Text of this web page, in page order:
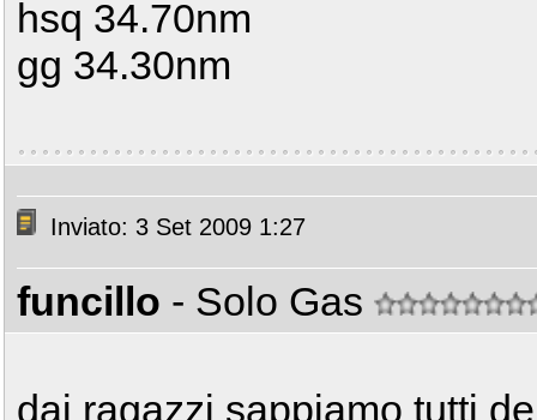
hsq 34.70nm
gg 34.30nm
Inviato: 3 Set 2009 1:27
funcillo - Solo Gas
dai ragazzi sappiamo tutti